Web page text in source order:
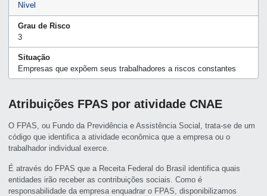
Nível
Grau de Risco
3
Situação
Empresas que expõem seus trabalhadores a riscos constantes
Atribuições FPAS por atividade CNAE
O FPAS, ou Fundo da Previdência e Assistência Social, trata-se de um
código que identifica a atividade econômica que a empresa ou o
trabalhador individual exerce.
É através do FPAS que a Receita Federal do Brasil identifica quais
entidades irão receber as contribuições sociais. Como é
responsabilidade da empresa enquadrar o FPAS, disponibilizamos